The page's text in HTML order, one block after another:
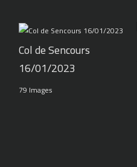
Col de Sencours
16/01/2023
79 Images